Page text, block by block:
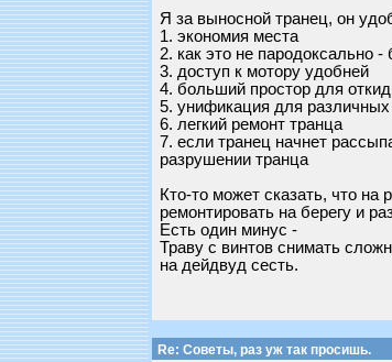
Я за выносной транец, он
1. экономия места
2. как это не пародоксально
3. доступ к мотору удобней
4. больший простор для
5. унификация для
6. легкий ремонт транца
7. если транец начнет
разрушении транца
Кто-то может сказать, что
ремонтировать на берегу и
Есть один минус -
Траву с винтов снимать
на дейдвуд сесть.
Re: Советы, раз уж так просишь.